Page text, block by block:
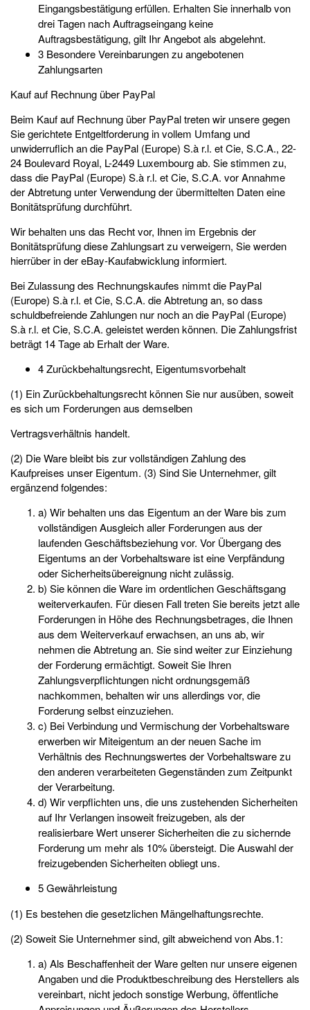
Eingangsbestätigung erfüllen. Erhalten Sie innerhalb von
drei Tagen nach Auftragseingang keine
Auftragsbestätigung, gilt Ihr Angebot als abgelehnt.
3 Besondere Vereinbarungen zu angebotenen
Zahlungsarten
Kauf auf Rechnung über PayPal
Beim Kauf auf Rechnung über PayPal treten wir unsere gegen
Sie gerichtete Entgeltforderung in vollem Umfang und
unwiderruflich an die PayPal (Europe) S.à r.l. et Cie, S.C.A., 22-
24 Boulevard Royal, L-2449 Luxembourg ab. Sie stimmen zu,
dass die PayPal (Europe) S.à r.l. et Cie, S.C.A. vor Annahme
der Abtretung unter Verwendung der übermittelten Daten eine
Bonitätsprüfung durchführt.
Wir behalten uns das Recht vor, Ihnen im Ergebnis der
Bonitätsprüfung diese Zahlungsart zu verweigern, Sie werden
hierrüber in der eBay-Kaufabwicklung informiert.
Bei Zulassung des Rechnungskaufes nimmt die PayPal
(Europe) S.à r.l. et Cie, S.C.A. die Abtretung an, so dass
schuldbefreiende Zahlungen nur noch an die PayPal (Europe)
S.à r.l. et Cie, S.C.A. geleistet werden können. Die Zahlungsfrist
beträgt 14 Tage ab Erhalt der Ware.
4 Zurückbehaltungsrecht, Eigentumsvorbehalt
(1) Ein Zurückbehaltungsrecht können Sie nur ausüben, soweit
es sich um Forderungen aus demselben
Vertragsverhältnis handelt.
(2) Die Ware bleibt bis zur vollständigen Zahlung des
Kaufpreises unser Eigentum. (3) Sind Sie Unternehmer, gilt
ergänzend folgendes:
a) Wir behalten uns das Eigentum an der Ware bis zum
vollständigen Ausgleich aller Forderungen aus der
laufenden Geschäftsbeziehung vor. Vor Übergang des
Eigentums an der Vorbehaltsware ist eine Verpfändung
oder Sicherheitsübereignung nicht zulässig.
b) Sie können die Ware im ordentlichen Geschäftsgang
weiterverkaufen. Für diesen Fall treten Sie bereits jetzt alle
Forderungen in Höhe des Rechnungsbetrages, die Ihnen
aus dem Weiterverkauf erwachsen, an uns ab, wir
nehmen die Abtretung an. Sie sind weiter zur Einziehung
der Forderung ermächtigt. Soweit Sie Ihren
Zahlungsverpflichtungen nicht ordnungsgemäß
nachkommen, behalten wir uns allerdings vor, die
Forderung selbst einzuziehen.
c) Bei Verbindung und Vermischung der Vorbehaltsware
erwerben wir Miteigentum an der neuen Sache im
Verhältnis des Rechnungswertes der Vorbehaltsware zu
den anderen verarbeiteten Gegenständen zum Zeitpunkt
der Verarbeitung.
d) Wir verpflichten uns, die uns zustehenden Sicherheiten
auf Ihr Verlangen insoweit freizugeben, als der
realisierbare Wert unserer Sicherheiten die zu sichernde
Forderung um mehr als 10% übersteigt. Die Auswahl der
freizugebenden Sicherheiten obliegt uns.
5 Gewährleistung
(1) Es bestehen die gesetzlichen Mängelhaftungsrechte.
(2) Soweit Sie Unternehmer sind, gilt abweichend von Abs.1:
a) Als Beschaffenheit der Ware gelten nur unsere eigenen
Angaben und die Produktbeschreibung des Herstellers als
vereinbart, nicht jedoch sonstige Werbung, öffentliche